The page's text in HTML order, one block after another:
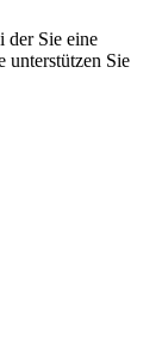
der Sie eine
unterstützen Sie